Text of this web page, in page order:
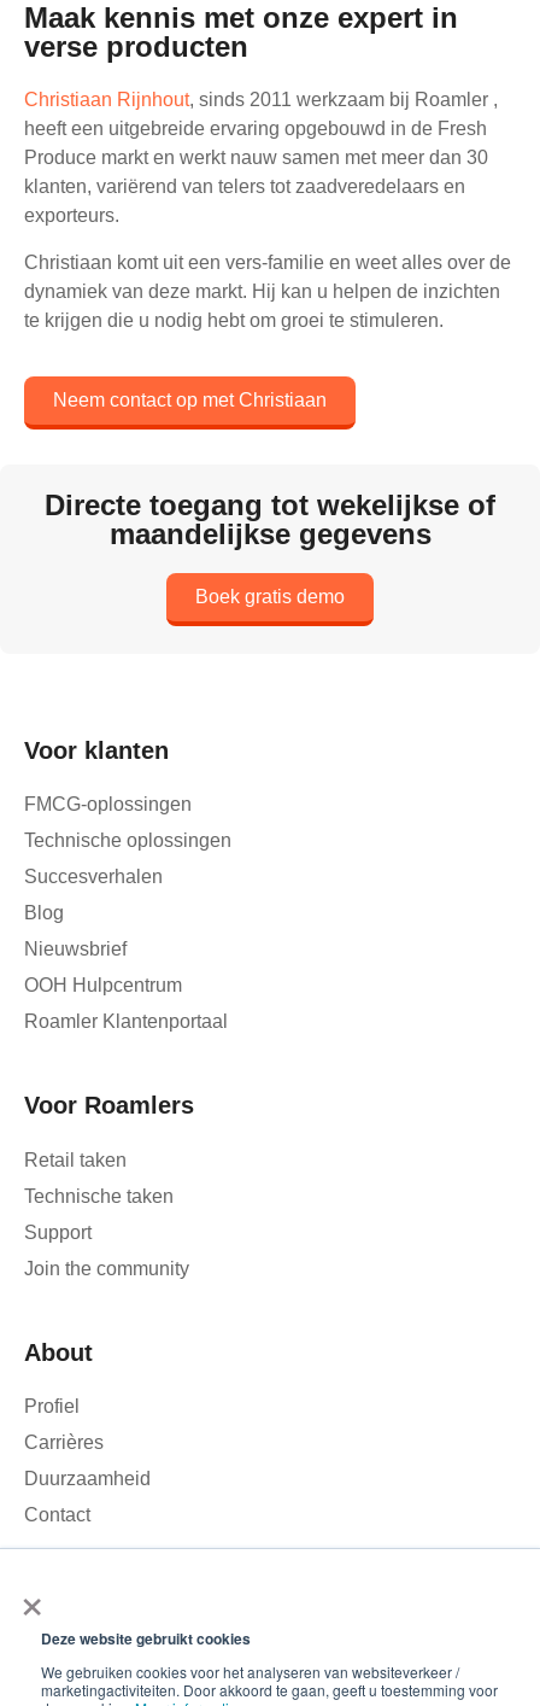
×
Deze website gebruikt cookies
We gebruiken cookies voor het analyseren van websiteverkeer /
marketingactiviteiten. Door akkoord te gaan, geeft u toestemming voor
analyseren en uw ervaring te verbeteren. Door op ‘Accepteren’
Maak kennis met onze expert in
verse producten
Christiaan Rijnhout, sinds 2011 werkzaam bij Roamler ,
heeft een uitgebreide ervaring opgebouwd in de Fresh
Produce markt en werkt nauw samen met meer dan 30
klanten, variërend van telers tot zaadveredelaars en
exporteurs.
Christiaan komt uit een vers-familie en weet alles over de
dynamiek van deze markt. Hij kan u helpen de inzichten
te krijgen die u nodig hebt om groei te stimuleren.
Neem contact op met Christiaan
Directe toegang tot wekelijkse of
maandelijkse gegevens
Boek gratis demo
Voor klanten
FMCG-oplossingen
Technische oplossingen
Succesverhalen
Blog
Nieuwsbrief
OOH Hulpcentrum
Roamler Klantenportaal
Voor Roamlers
Retail taken
Technische taken
Support
Join the community
About
Profiel
Carrières
Duurzaamheid
Contact
© 2026 – Roamler .V. Terms and Conditions
Privacy
policy
ISO 45001 ISO 27001